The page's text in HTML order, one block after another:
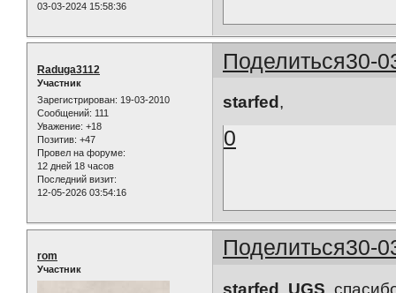
03-03-2024 15:58:36
Поделиться30-
Raduga3112
Участник
Зарегистрирован: 19-03-2010
Сообщений: 111
Уважение: +18
Позитив: +47
Провел на форуме:
12 дней 18 часов
Последний визит:
12-05-2026 03:54:16
starfed ,
0
Поделиться30-
rom
Участник
starfed UGS ,